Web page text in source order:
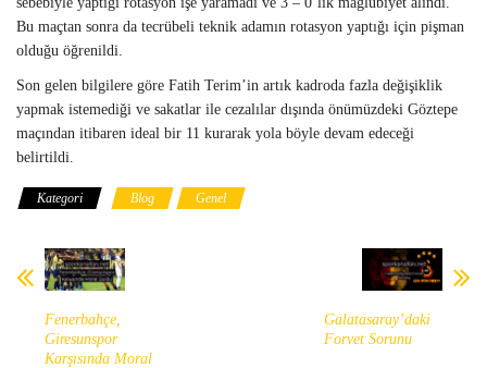
Bu maçtan sonra da tecrübeli teknik adamın rotasyon yaptığı için pişman
olduğu öğrenildi.
Son gelen bilgilere göre Fatih Terim’in artık kadroda fazla değişiklik
yapmak istemediği ve sakatlar ile cezalılar dışında önümüzdeki Göztepe
maçından itibaren ideal bir 11 kurarak yola böyle devam edeceği
belirtildi.
Kategori Blog Genel
Fenerbahçe,
Giresunspor
Karşısında Moral
Galatasaray’daki
Forvet Sorunu